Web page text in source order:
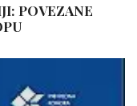
POVEZANE